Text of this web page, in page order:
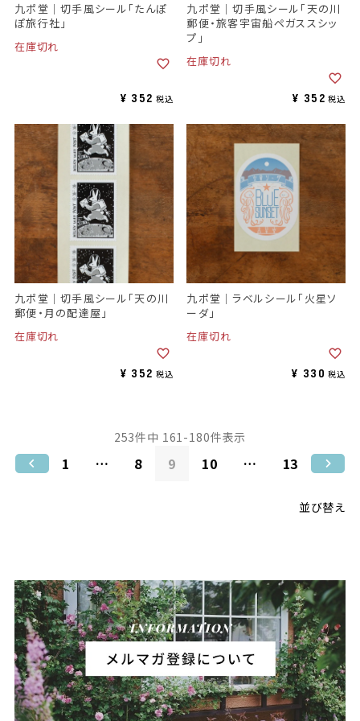
九ポ堂｜切手風シール「たんぽ
ぽ旅行社」
在庫切れ
¥ 352 税込
九ポ堂｜切手風シール「天の川
郵便・旅客宇宙船ペガススシッ
プ」
在庫切れ
¥ 352 税込
九ポ堂｜切手風シール「天の川
郵便・月の配達屋」
在庫切れ
¥ 352 税込
九ポ堂｜ラベルシール「火星ソ
ーダ」
在庫切れ
¥ 330 税込
並び替え
253件中 161-180件表示
1 … 8 9 10 … 13